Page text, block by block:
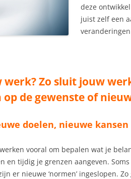
deze
juist zelf een
Zo sluit jouw
op de gewenste of
doelen, nieuwe kansen
vooral om bepalen wat je
en tijdig je grenzen aangeven.
er nieuwe ‘normen’ ingeslopen.